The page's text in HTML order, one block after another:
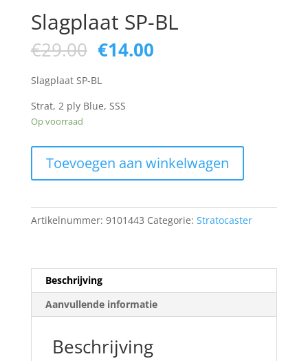
Slagplaat SP-BL
€29.00 Oorspronkelijke
prijs
was:
€29.00.
€14.00Huidige
Slagplaat SP-BL
Strat, 2 ply Blue, SSS
Op voorraad
BL
Toevoegen aan winkelwagen
Artikelnummer: 9101443 Categorie: Stratocaster
Beschrijving
Aanvullende informatie
Beschrijving